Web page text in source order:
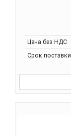
Цена без НДС
Срок поставки